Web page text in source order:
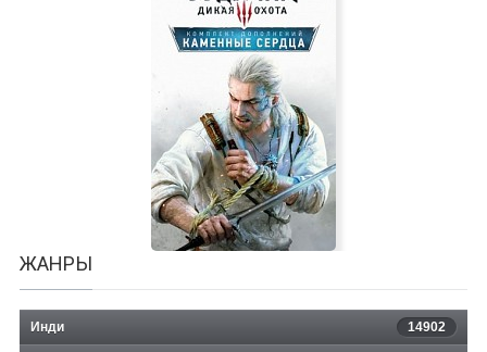
The Testament of Sherlock Holmes
ЖАНРЫ
Инди 14902